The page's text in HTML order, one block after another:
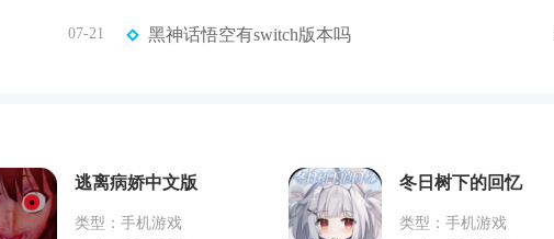
07-21 黑神话悟空有switch版本吗
逃离病娇中文版
类型：手机游戏
冬日树下的回忆
类型：手机游戏